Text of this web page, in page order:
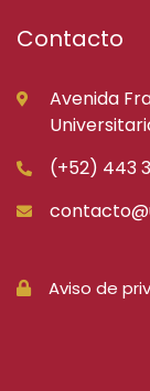
Contacto
Avenida
(+52) 443
Aviso de